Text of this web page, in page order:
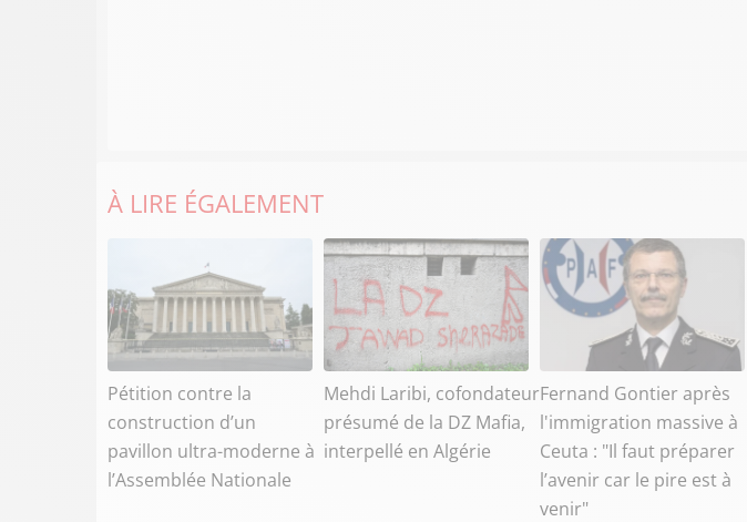
À LIRE ÉGALEMENT
Pétition contre la
construction d’un
pavillon ultra-moderne à
l’Assemblée Nationale
Mehdi Laribi, cofondateur
présumé de la DZ Mafia,
interpellé en Algérie
Fernand Gontier après
l'immigration massive à
Ceuta : "Il faut préparer
l’avenir car le pire est à
venir"